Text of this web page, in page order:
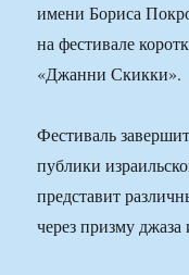
имени Бориса
на фестивале
«Джанни Скикки».
Фестиваль
публики
представит
через призму